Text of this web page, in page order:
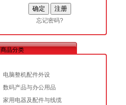
忘记密码?
商品分类
电脑整机配件外设
数码产品与办公用品
家用电器及配件与线缆